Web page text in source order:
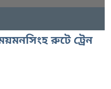
রুটে ট্রেন